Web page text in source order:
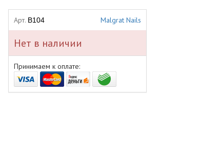
Арт. B104 Malgrat Nails
Нет в наличии
Принимаем к оплате: